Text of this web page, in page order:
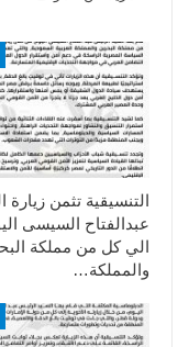
التنسيقية تثمن زيارة
عبدالفتاح السيسى
الي كل من مملكة
والمملكة…